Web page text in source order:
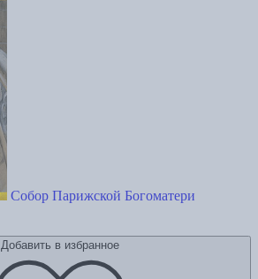
Собор Парижской Богоматери
Добавить в избранное